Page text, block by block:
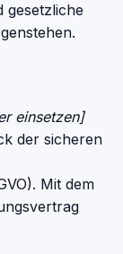
gesetzliche
einsetzen]
der sicheren
Mit dem